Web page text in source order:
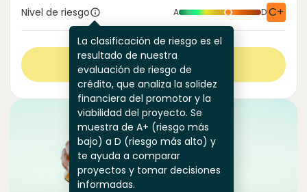
Nivel de riesgo
La clasificación de riesgo es el
resultado de nuestra
evaluación de riesgo de
crédito, que analiza la solidez
financiera del promotor y la
viabilidad del proyecto. Se
muestra de A+ (riesgo más
bajo) a D (riesgo más alto) y
te ayuda a comparar
proyectos y tomar decisiones
informadas.
A DC+
Ver más